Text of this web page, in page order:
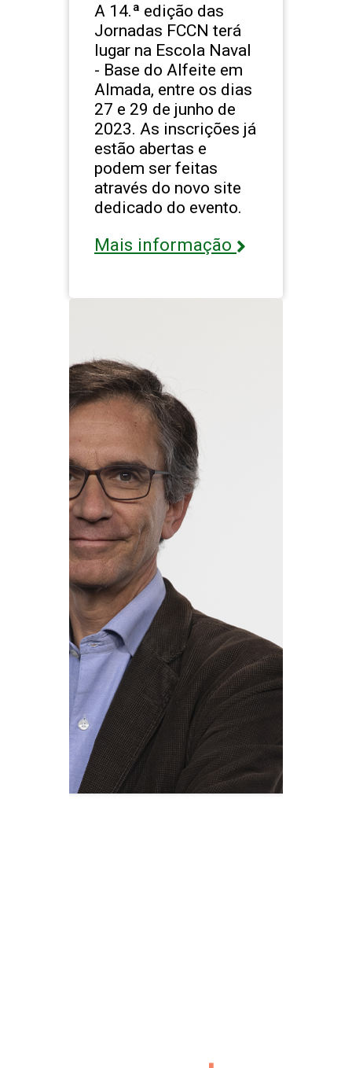
A 14.ª edição das
Jornadas FCCN terá
lugar na Escola Naval
- Base do Alfeite em
Almada, entre os dias
27 e 29 de junho de
2023. As inscrições já
estão abertas e
podem ser feitas
através do novo site
dedicado do evento.
Mais informação